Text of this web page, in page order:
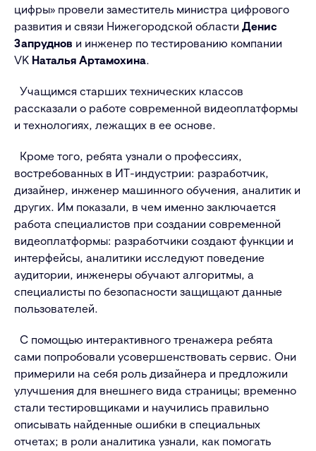
цифры» провели заместитель министра цифрового
развития и связи Нижегородской области Денис
Запруднов и инженер по тестированию компании
VK Наталья Артамохина.
Учащимся старших технических классов
рассказали о работе современной видеоплатформы
и технологиях, лежащих в ее основе.
Кроме того, ребята узнали о профессиях,
востребованных в ИТ-индустрии: разработчик,
дизайнер, инженер машинного обучения, аналитик и
других. Им показали, в чем именно заключается
работа специалистов при создании современной
видеоплатформы: разработчики создают функции и
интерфейсы, аналитики исследуют поведение
аудитории, инженеры обучают алгоритмы, а
специалисты по безопасности защищают данные
пользователей.
С помощью интерактивного тренажера ребята
сами попробовали усовершенствовать сервис. Они
примерили на себя роль дизайнера и предложили
улучшения для внешнего вида страницы; временно
стали тестировщиками и научились правильно
описывать найденные ошибки в специальных
отчетах; в роли аналитика узнали, как помогать